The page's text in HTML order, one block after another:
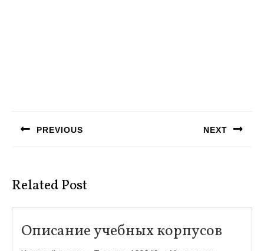
записям
PREVIOUS NEXT
Related Post
Описание учебных корпусов